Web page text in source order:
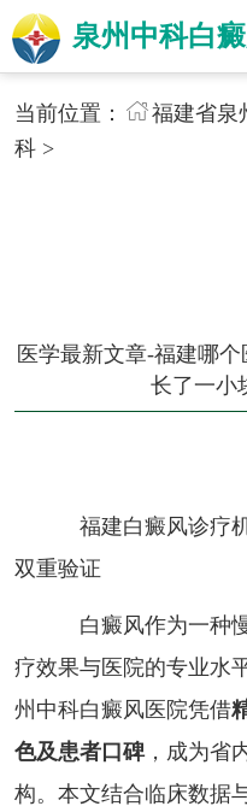
泉州中科白
当前位置： 福建省泉
科>
医学最新文章-福建哪
长了一小
福建白癜风诊疗机
双重验证
白癜风作为一种慢
疗效果与医院的专业水
州中科白癜风医院凭借
色及患者口碑，成为省
构。本文结合临床数据